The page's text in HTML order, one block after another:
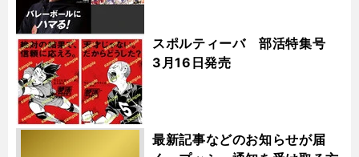
スポルティーバ 部活特集号
3月16日発売
最新記事などのお知らせが届